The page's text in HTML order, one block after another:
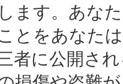
ます。あな
とをあなた
者に公開さ